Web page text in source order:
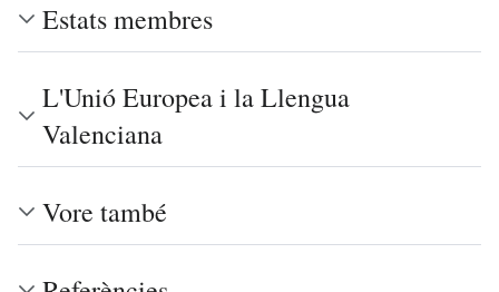
Estats membres
L'Unió Europea i la Llengua
Valenciana
Vore també